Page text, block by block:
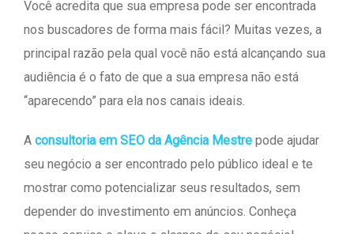
Você acredita que sua empresa pode ser encontrada
nos buscadores de forma mais fácil? Muitas vezes, a
principal razão pela qual você não está alcançando sua
audiência é o fato de que a sua empresa não está
“aparecendo” para ela nos canais ideais.
A consultoria em SEO da Agência Mestre pode ajudar
seu negócio a ser encontrado pelo público ideal e te
mostrar como potencializar seus resultados, sem
depender do investimento em anúncios. Conheça